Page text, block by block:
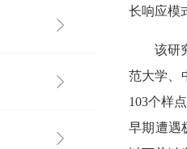
长响应模
该研
范大学、
103个样点
早期遭遇